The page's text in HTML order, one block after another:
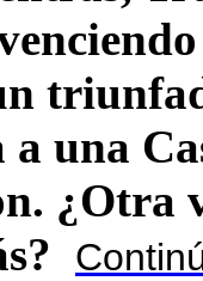
una
¿Otra